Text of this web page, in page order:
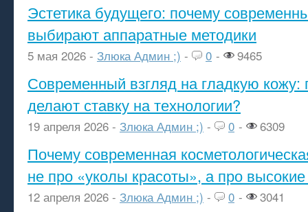
Эстетика будущего: почему
выбирают аппаратные методики
5 мая 2026 - Злюка Админ ;) - 0 - 9465
Современный взгляд на гладкую кожу:
делают ставку на технологии?
19 апреля 2026 - Злюка Админ ;) - 0 - 6309
Почему современная
не про «уколы красоты», а про высокие
12 апреля 2026 - Злюка Админ ;) - 0 - 3041